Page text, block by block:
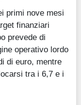
primi nove mesi
finanziari
prevede di
operativo lordo
di euro, mentre
tra i 6,7 e i